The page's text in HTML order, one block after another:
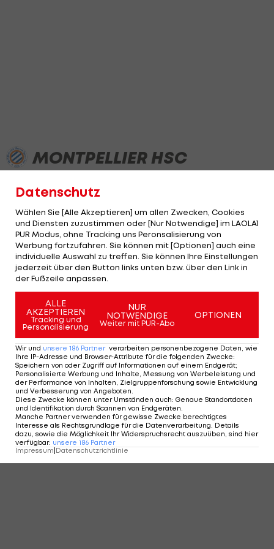
MONTPELLIER HSC
NEWS TABELLE
Datenschutz
Wählen Sie [Alle Akzeptieren] um allen Zwecken, Cookies
und Diensten zuzustimmen oder [Nur Notwendige] im LAOLA1
PUR Modus, ohne Tracking uns Peronsalisierung von
Werbung fortzufahren. Sie können mit [Optionen] auch eine
individuelle Auswahl zu treffen. Sie können Ihre Einstellungen
jederzeit über den Button links unten bzw. über den Link in
der Fußzeile anpassen.
ALLE
AKZEPTIEREN
Tracking und
Personalisierung
NUR
NOTWENDIGE
Weiter mit PUR-Abo
OPTIONEN
Wir und unsere 186 Partner verarbeiten personenbezogene Daten, wie
Ihre IP-Adresse und Browser-Attribute für die folgenden Zwecke:
Speichern von oder Zugriff auf Informationen auf einem Endgerät;
Personalisierte Werbung und Inhalte, Messung von Werbeleistung und
der Performance von Inhalten, Zielgruppenforschung sowie Entwicklung
und Verbesserung von Angeboten.
Diese Zwecke können unter Umständen auch: Genaue Standortdaten
und Identifikation durch Scannen von Endgeräten.
Manche Partner verwenden für gewisse Zwecke berechtigtes
Interesse als Rechtsgrundlage für die Datenverarbeitung. Details
dazu, sowie die Möglichkeit Ihr Widerspruchsrecht auszuüben, sind hier
verfügbar: unsere 186 Partner
Impressum Datenschutzrichtlinie